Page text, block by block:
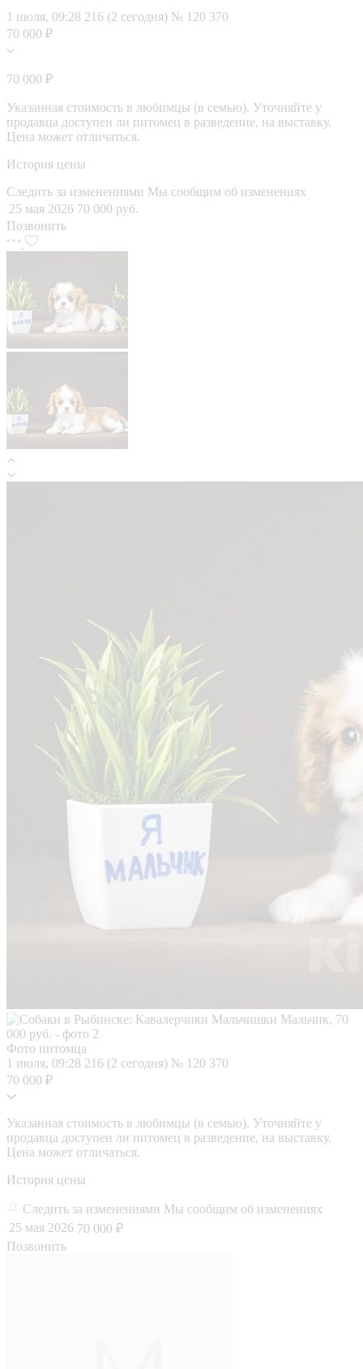
1 июля, 09:28 216 (2 сегодня) № 120 370
70 000 ₽
70 000 ₽
Указанная стоимость в любимцы (в семью). Уточняйте у
продавца доступен ли питомец в разведение, на выставку.
Цена может отличаться.
История цены
Следить за изменениями Мы сообщим об изменениях
25 мая 2026 70 000 руб.
Позвонить
Фото питомца
1 июля, 09:28 216 (2 сегодня) № 120 370
70 000 ₽
Указанная стоимость в любимцы (в семью). Уточняйте у
продавца доступен ли питомец в разведение, на выставку.
Цена может отличаться.
История цены
Следить за изменениями Мы сообщим об изменениях
25 мая 2026 70 000 ₽
Позвонить